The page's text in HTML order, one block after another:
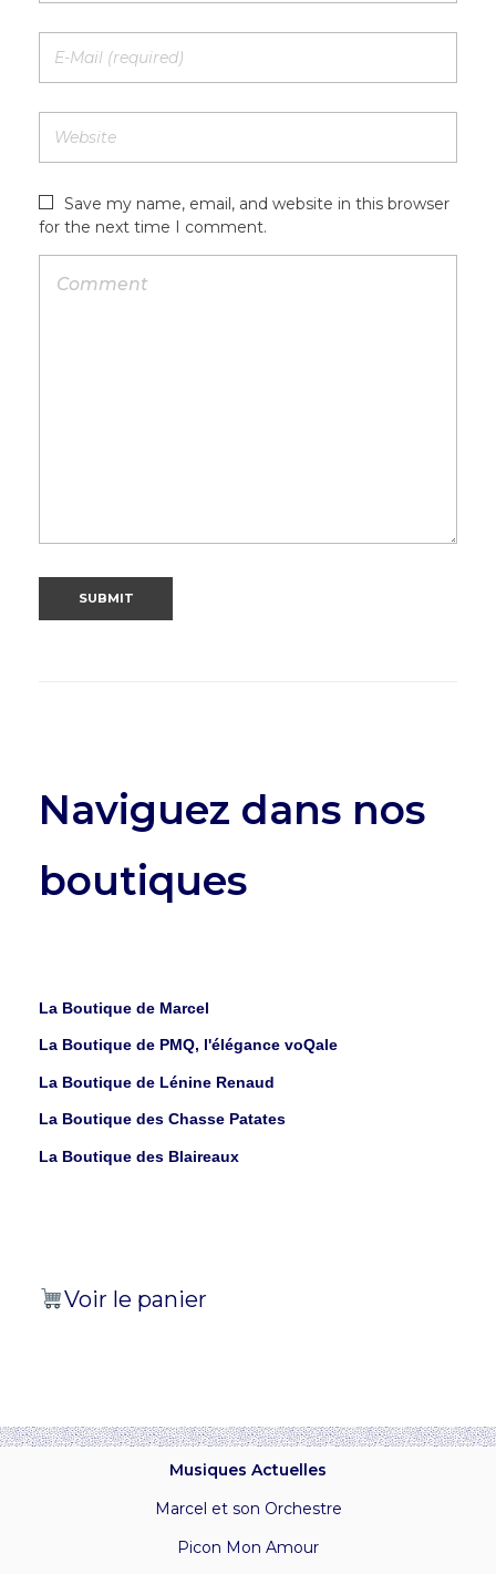
Save my name, email, and website in this browser
for the next time I comment.
Naviguez dans nos
boutiques
La Boutique de Marcel
La Boutique de PMQ, l'élégance voQale
La Boutique de Lénine Renaud
La Boutique des Chasse Patates
La Boutique des Blaireaux
Voir le panier
Musiques Actuelles
Marcel et son Orchestre
Picon Mon Amour